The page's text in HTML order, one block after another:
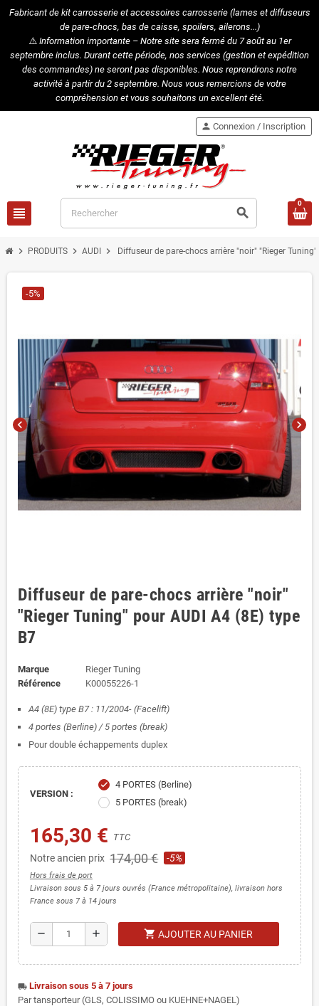
Fabricant de kit carrosserie et accessoires carrosserie (lames et diffuseurs
de pare-chocs, bas de caisse, spoilers, ailerons...)
⚠️Information importante – Notre site sera fermé du 7 août au 1er
septembre inclus. Durant cette période, nos services (gestion et expédition
des commandes) ne seront pas disponibles. Nous reprendrons notre
activité à partir du 2 septembre. Nous vous remercions de votre
compréhension et vous souhaitons un excellent été.
view_headline search
person Connexion / Inscription
0
chevron_right PRODUITS chevron_right AUDI chevron_right Diffuseur de pare-chocs arrière "noir" "Rieger
chevron_left chevron_right
-5%
Diffuseur de pare-chocs arrière "noir"
"Rieger Tuning" pour AUDI A4 (8E) type
B7
Marque
Rieger Tuning
Référence
K00055226-1
A4 (8E) type B7 : 11/2004- (Facelift)
4 portes (Berline) / 5 portes (break)
Pour double échappements duplex
VERSION :
check
4 PORTES (Berline)
5 PORTES (break)
165,30 € TTC
Notre ancien prix 174,00 € -5%
Hors frais de port
Livraison sous 5 à 7 jours ouvrés (France métropolitaine), livraison hors
France sous 7 à 14 jours
remove add shopping_cart AJOUTER AU PANIER
local_shipping Livraison sous 5 à 7 jours
Par tansporteur (GLS, COLISSIMO ou KUEHNE+NAGEL)